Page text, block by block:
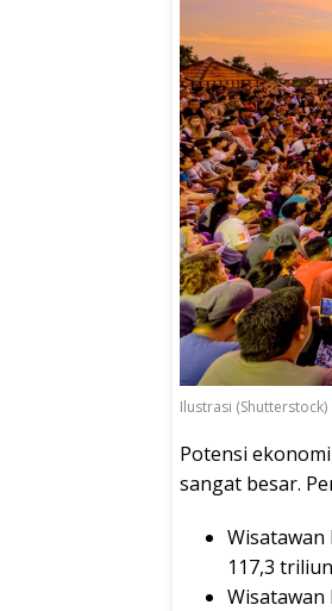
Ilustrasi (Shutterstock)
Potensi
sangat besar.
Wisatawan
117,3
Wisatawan